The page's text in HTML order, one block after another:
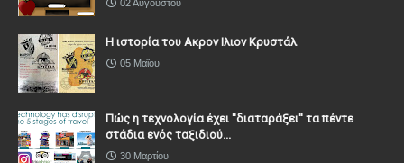
02 Αυγούστου
Η ιστορία του Ακρον Ιλιον Κρυστάλ
05 Μαΐου
Πώς η τεχνολογία έχει ''διαταράξει'' τα πέντε
στάδια ενός ταξιδιού...
30 Μαρτίου